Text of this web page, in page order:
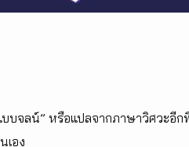
บจลน์” หรือแปลจากภาษาวิศวะอี
เอง